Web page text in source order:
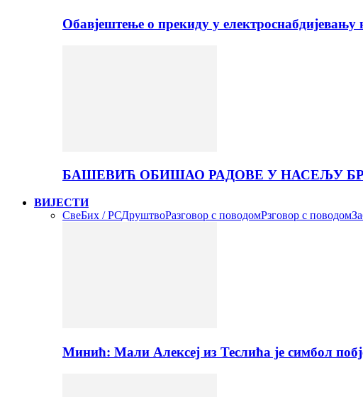
Обавјештење о прекиду у
БАШЕВИЋ ОБИШАО РАДОВЕ У НАСЕЉУ
ВИЈЕСТИ
СвеБих / РСДруштвоРазговор с поводомРзговор с поводом
Минић: Мали Алексеј из Теслића је симбол